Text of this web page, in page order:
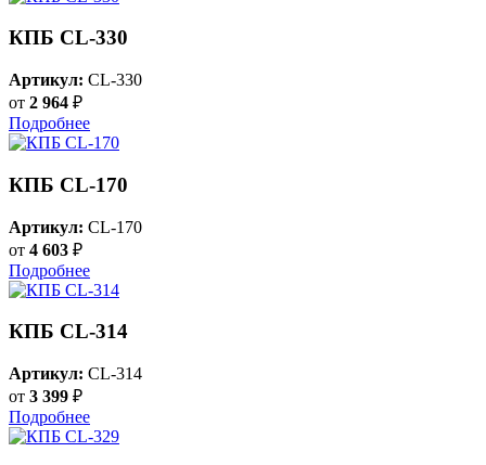
КПБ CL-330
Артикул: CL-330
от 2 964 ₽
Подробнее
КПБ CL-170
Артикул: CL-170
от 4 603 ₽
Подробнее
КПБ CL-314
Артикул: CL-314
от 3 399 ₽
Подробнее